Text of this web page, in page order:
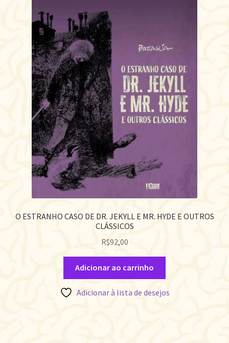
O ESTRANHO CASO DE DR. JEKYLL E MR. HYDE E OUTROS
CLÁSSICOS
R$92,00
Adicionar ao carrinho
Adicionar à lista de desejos